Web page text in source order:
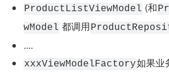
ProductListViewModel (和
wModel 都调用
....
xxxViewModelFactory如果业